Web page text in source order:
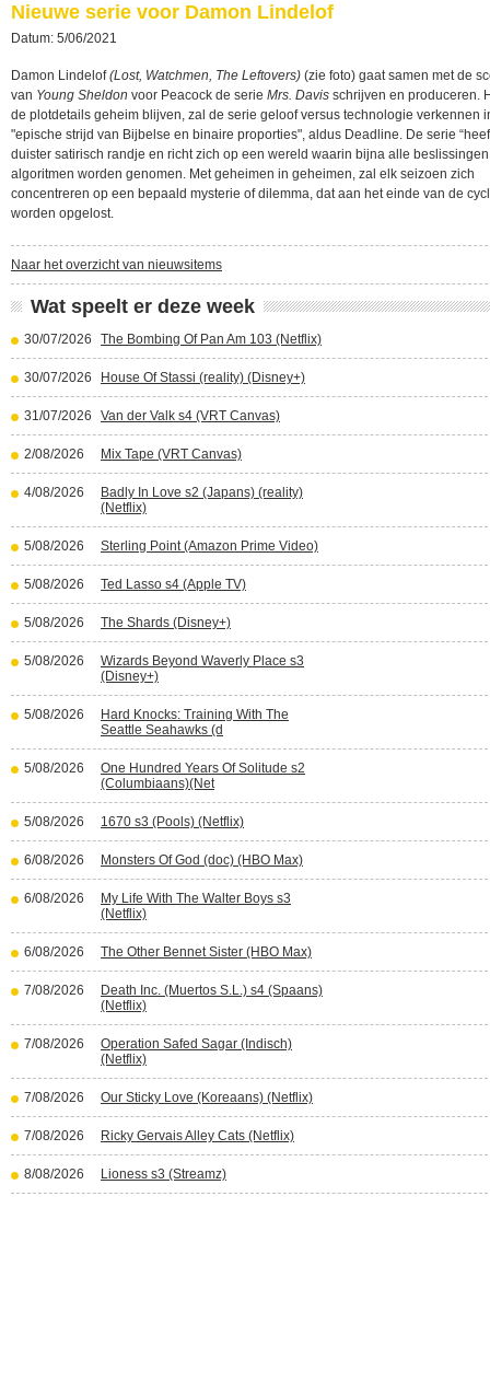
Nieuwe serie voor Damon Lindelof
Datum: 5/06/2021
Damon Lindelof(Lost, Watchmen, The Leftovers) (zie foto) gaat samen met de
van Young Sheldon voor Peacock de serie Mrs. Davis schrijven en produceren.
de plotdetails geheim blijven, zal de serie geloof versus technologie verkennen
"epische strijd van Bijbelse en binaire proporties", aldus Deadline. De serie
duister satirisch randje en richt zich op een wereld waarin bijna alle
algoritmen worden genomen. Met geheimen in geheimen, zal elk seizoen zich
concentreren op een bepaald mysterie of dilemma, dat aan het einde van de
worden opgelost.
Naar het overzicht van nieuwsitems
Wat speelt er deze week
30/07/2026 The Bombing Of Pan Am 103 (Netflix)
30/07/2026 House Of Stassi (reality) (Disney+)
31/07/2026 Van der Valk s4 (VRT Canvas)
2/08/2026 Mix Tape (VRT Canvas)
4/08/2026
Badly In Love s2 (Japans) (reality)
(Netflix)
5/08/2026 Sterling Point (Amazon Prime Video)
5/08/2026 Ted Lasso s4 (Apple TV)
5/08/2026 The Shards (Disney+)
5/08/2026
Wizards Beyond Waverly Place s3
(Disney+)
5/08/2026
Hard Knocks: Training With The
Seattle Seahawks (d
5/08/2026
One Hundred Years Of Solitude s2
(Columbiaans)(Net
5/08/2026 1670 s3 (Pools) (Netflix)
6/08/2026 Monsters Of God (doc) (HBO Max)
6/08/2026
My Life With The Walter Boys s3
(Netflix)
6/08/2026 The Other Bennet Sister (HBO Max)
7/08/2026
Death Inc. (Muertos S.L.) s4 (Spaans)
(Netflix)
7/08/2026
Operation Safed Sagar (Indisch)
(Netflix)
7/08/2026 Our Sticky Love (Koreaans) (Netflix)
7/08/2026 Ricky Gervais Alley Cats (Netflix)
8/08/2026 Lioness s3 (Streamz)